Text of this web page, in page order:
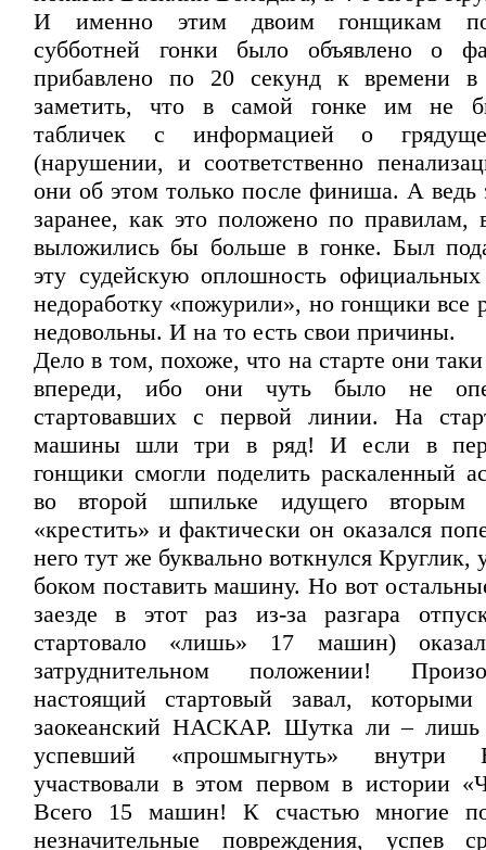
И именно этим двоим гонщикам
субботней гонки было объявлено о
прибавлено по 20 секунд к времени в
заметить, что в самой гонке им не
табличек с информацией о
(нарушении, и соответственно
они об этом только после финиша. А ведь
заранее, как это положено по правилам,
выложились бы больше в гонке. Был
эту судейскую оплошность
недоработку «пожурили», но гонщики все
недовольны. И на то есть свои причины.
Дело в том, похоже, что на старте они
впереди, ибо они чуть было не
стартовавших с первой линии. На
машины шли три в ряд! И если в
гонщики смогли поделить раскаленный
во второй шпильке идущего вторым
«крестить» и фактически он оказался
него тут же буквально воткнулся
боком поставить машину. Но вот
заезде в этот раз из-за разгара
стартовало «лишь» 17 машин)
затруднительном положении!
настоящий стартовый завал, которыми
заокеанский НАСКАР. Шутка ли –
успевший «прошмыгнуть» внутри
участвовали в этом первом в истории
Всего 15 машин! К счастью многие
незначительные повреждения, успев